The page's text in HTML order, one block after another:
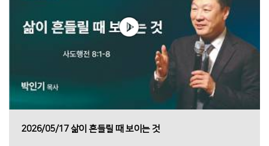
2026/05/17 삶이 흔들릴 때 보이는 것